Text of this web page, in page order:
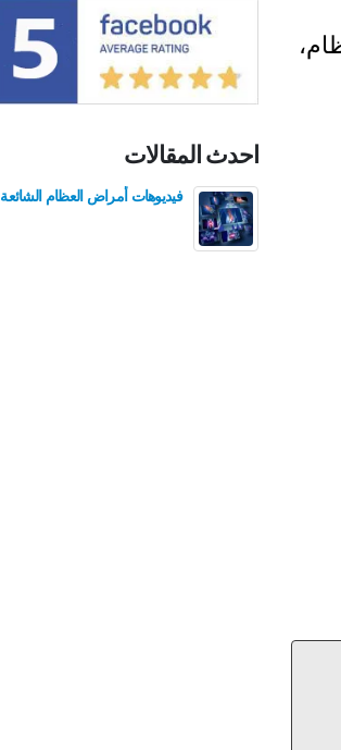
احدث المقالات
فيديوهات أمراض العظام الشائعة